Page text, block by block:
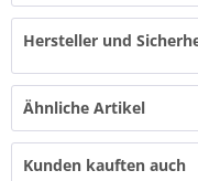
Hersteller und
Ähnliche Artikel
Kunden kauften auch